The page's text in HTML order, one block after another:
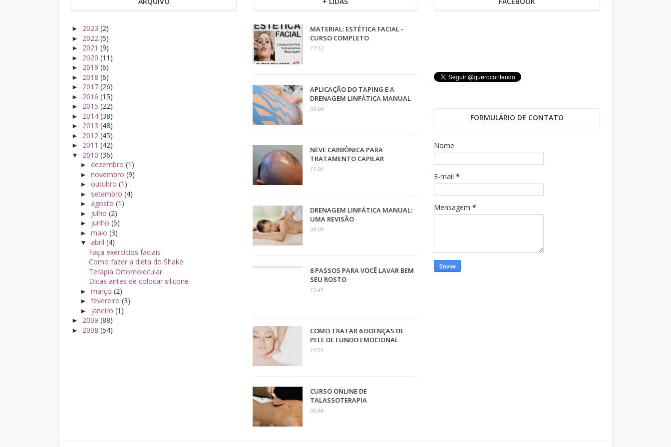
► 2023 (2)
► 2022 (5)
► 2021 (9)
► 2020 (11)
► 2019 (6)
► 2018 (6)
► 2017 (26)
► 2016 (15)
► 2015 (22)
► 2014 (38)
► 2013 (48)
► 2012 (45)
► 2011 (42)
▼ 2010 (36)
► dezembro (1)
► novembro (9)
► outubro (1)
► setembro (4)
► agosto (1)
► julho (2)
► junho (5)
► maio (3)
▼ abril (4)
Faça exercícios faciais
Como fazer a dieta do Shake
Terapia Ortomolecular
Dicas antes de colocar silicone
► março (2)
► fevereiro (3)
► janeiro (1)
► 2009 (88)
► 2008 (54)
MATERIAL: ESTÉTICA FACIAL -
CURSO COMPLETO
17:12
APLICAÇÃO DO TAPING E A
DRENAGEM LINFÁTICA MANUAL
08:04
NEVE CARBÔNICA PARA
TRATAMENTO CAPILAR
11:26
DRENAGEM LINFÁTICA MANUAL:
UMA REVISÃO
08:09
8 PASSOS PARA VOCÊ LAVAR BEM
SEU ROSTO
17:41
COMO TRATAR 6 DOENÇAS DE
PELE DE FUNDO EMOCIONAL
14:21
CURSO ONLINE DE
TALASSOTERAPIA
06:44
FORMULÁRIO DE CONTATO
Nome
E-mail*
Mensagem*